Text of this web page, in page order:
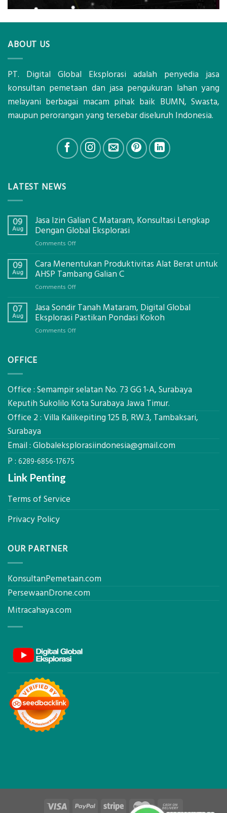
ABOUT US
PT. Digital Global Eksplorasi adalah penyedia jasa
konsultan pemetaan dan jasa pengukuran lahan yang
melayani berbagai macam pihak baik BUMN, Swasta,
maupun perorangan yang tersebar diseluruh Indonesia.
LATEST NEWS
09
Aug
Jasa Izin Galian C Mataram, Konsultasi Lengkap
Dengan Global Eksplorasi
Comments Offon
Izin
Galian
Lengkap
Dengan
Global
09
Aug
Cara Menentukan Produktivitas Alat Berat untuk
AHSP Tambang Galian C
Comments Offon
Menentukan
Produktivitas
07
Aug
Jasa Sondir Tanah Mataram, Digital Global
Eksplorasi Pastikan Pondasi Kokoh
Comments Offon
Global
Pastikan
Pondasi
OFFICE
Office : Semampir selatan No. 73 GG 1-A, Surabaya
Keputih Sukolilo Kota Surabaya Jawa Timur.
Office 2 : Villa Kalikepiting 125 B, RW.3, Tambaksari,
Surabaya
Email : Globaleksplorasiindonesia@gmail.com
P : 6289-6856-17675
Link Penting
Terms of Service
Privacy Policy
OUR PARTNER
KonsultanPemetaan.com
PersewaanDrone.com
Mitracahaya.com